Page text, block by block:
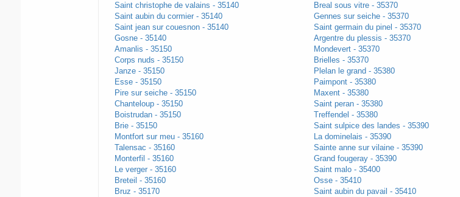
Saint christophe de valains - 35140
Saint aubin du cormier - 35140
Saint jean sur couesnon - 35140
Gosne - 35140
Amanlis - 35150
Corps nuds - 35150
Janze - 35150
Esse - 35150
Pire sur seiche - 35150
Chanteloup - 35150
Boistrudan - 35150
Brie - 35150
Montfort sur meu - 35160
Talensac - 35160
Monterfil - 35160
Le verger - 35160
Breteil - 35160
Bruz - 35170
Breal sous vitre - 35370
Gennes sur seiche - 35370
Saint germain du pinel - 35370
Argentre du plessis - 35370
Mondevert - 35370
Brielles - 35370
Plelan le grand - 35380
Paimpont - 35380
Maxent - 35380
Saint peran - 35380
Treffendel - 35380
Saint sulpice des landes - 35390
La dominelais - 35390
Sainte anne sur vilaine - 35390
Grand fougeray - 35390
Saint malo - 35400
Osse - 35410
Saint aubin du pavail - 35410